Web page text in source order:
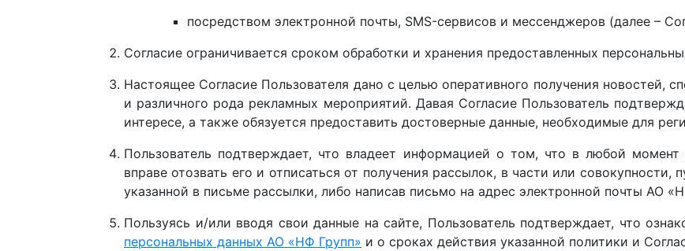
посредством электронной почты, SMS-сервисов и мессенджеров (далее –
Согласие ограничивается сроком обработки и хранения предоставленных
Настоящее Согласие Пользователя дано с целью оперативного получения новостей,
и различного рода рекламных мероприятий. Давая Согласие Пользователь
интересе, а также обязуется предоставить достоверные данные, необходимые для
Пользователь подтверждает, что владеет информацией о том, что в любой момент
вправе отозвать его и отписаться от получения рассылок, в части или
указанной в письме рассылки, либо написав письмо на адрес электронной почты АО
Пользуясь и/или вводя свои данные на сайте, Пользователь подтверждает, что
персональных данных АО «НФ Групп» и о сроках действия указанной политики и